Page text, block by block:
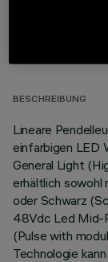
BESCHREIBUNG
Lineare
einfarbigen LED
General Light
erhältlich sowohl
oder Schwarz
48Vdc Led Mid-
(Pulse with
Technologie